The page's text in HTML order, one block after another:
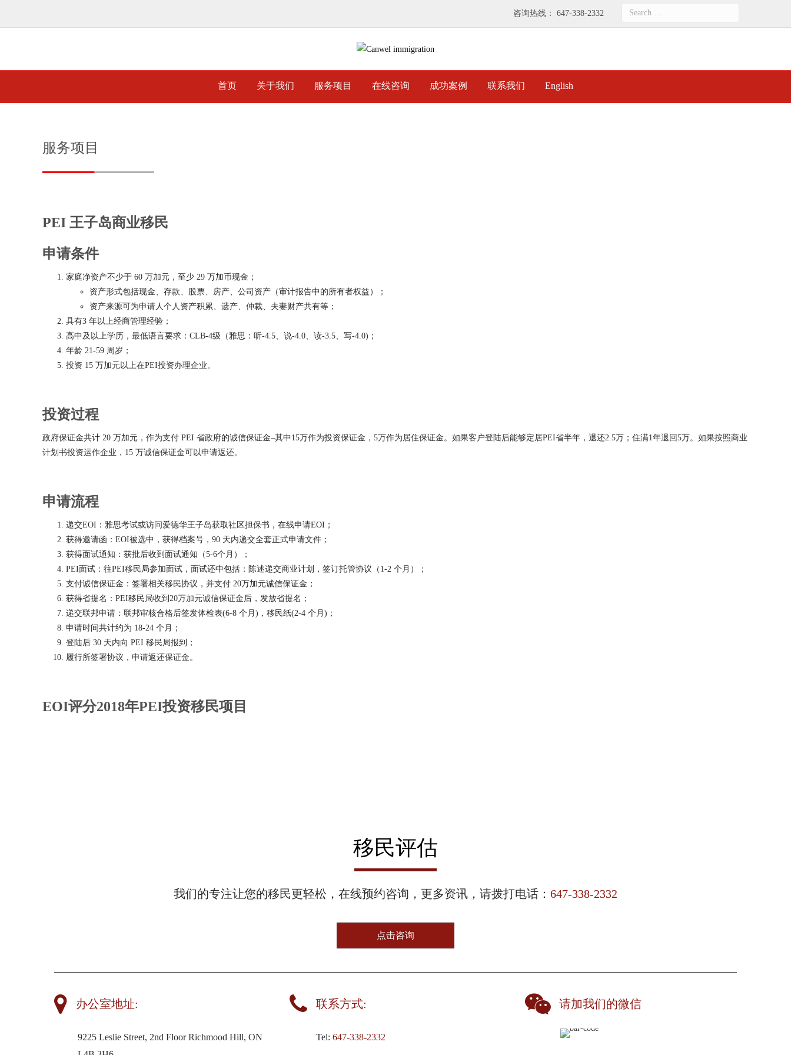
Search
咨询热线： 647-338-2332
首页 关于我们 服务项目 在线咨询 成功案例 联系我们 English
服务项目
PEI 王子岛商业移民
申请条件
家庭净资产不少于 60 万加元，至少 29 万加币现金；
资产形式包括现金、存款、股票、房产、公司资产（审计报告中的所有者权益）；
资产来源可为申请人个人资产积累、遗产、仲裁、夫妻财产共有等；
具有3 年以上经商管理经验；
高中及以上学历，最低语言要求：CLB-4级（雅思：听-4.5、说-4.0、读-3.5、写-4.0)；
年龄 21-59 周岁；
投资 15 万加元以上在PEI投资办理企业。
投资过程
政府保证金共计 20 万加元，作为支付 PEI 省政府的诚信保证金–其中15万作为投资保证金，5万作为居住保证金。如果客户登陆后能够定居PEI省半年，退还2.5万；住满1年退回5万。如果按照商业
计划书投资运作企业，15 万诚信保证金可以申请返还。
申请流程
递交EOI：雅思考试或访问爱德华王子岛获取社区担保书，在线申请EOI；
获得邀请函：EOI被选中，获得档案号，90 天内递交全套正式申请文件；
获得面试通知：获批后收到面试通知（5-6个月）；
PEI面试：往PEI移民局参加面试，面试还中包括：陈述递交商业计划，签订托管协议（1-2 个月）；
支付诚信保证金：签署相关移民协议，并支付 20万加元诚信保证金；
获得省提名：PEI移民局收到20万加元诚信保证金后，发放省提名；
递交联邦申请：联邦审核合格后签发体检表(6-8 个月)，移民纸(2-4 个月)；
申请时间共计约为 18-24 个月；
登陆后 30 天内向 PEI 移民局报到；
履行所签署协议，申请返还保证金。
EOI评分2018年PEI投资移民项目
移民评估
我们的专注让您的移民更轻松，在线预约咨询，更多资讯，请拨打电话： 647-338-2332
点击咨询
办公室地址:
9225 Leslie Street, 2nd Floor Richmood Hill, ON
联系方式:
Tel: 647-338-2332
请加我们的微信